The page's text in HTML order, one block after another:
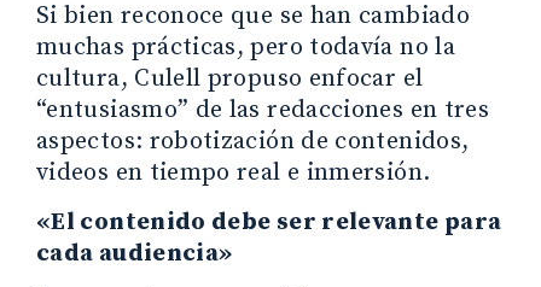
Si bien reconoce que se han cambiado
muchas prácticas, pero todavía no la
cultura, Culell propuso enfocar el
“entusiasmo” de las redacciones en tres
aspectos: robotización de contenidos,
videos en tiempo real e inmersión.
«El contenido debe ser relevante para
cada audiencia»